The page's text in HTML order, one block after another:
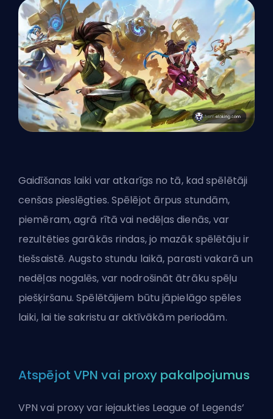
Gaidīšanas laiki var atkarīgs no tā, kad spēlētāji
cenšas pieslēgties. Spēlējot ārpus stundām,
piemēram, agrā rītā vai nedēļas dienās, var
rezultēties garākās rindas, jo mazāk spēlētāju ir
tiešsaistē. Augsto stundu laikā, parasti vakarā un
nedēļas nogalēs, var nodrošināt ātrāku spēļu
piešķiršanu. Spēlētājiem būtu jāpielāgo spēles
laiki, lai tie sakristu ar aktīvākām periodām.
Atspējot VPN vai proxy pakalpojumus
VPN vai proxy var iejaukties League of Legends’